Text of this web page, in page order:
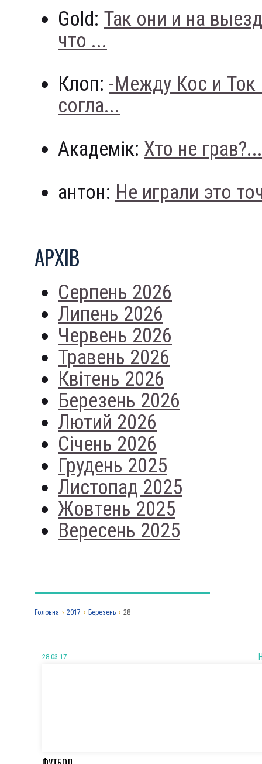
Gold: Так они и на
что ...
Клоп: -Между Кос и
согла...
Академік: Хто не грав?...
антон: Не играли это
АРХIВ
Серпень 2026
Липень 2026
Червень 2026
Травень 2026
Квітень 2026
Березень 2026
Лютий 2026
Січень 2026
Грудень 2025
Листопад 2025
Жовтень 2025
Вересень 2025
Головна › 2017 › Березень › 28
28 03 17